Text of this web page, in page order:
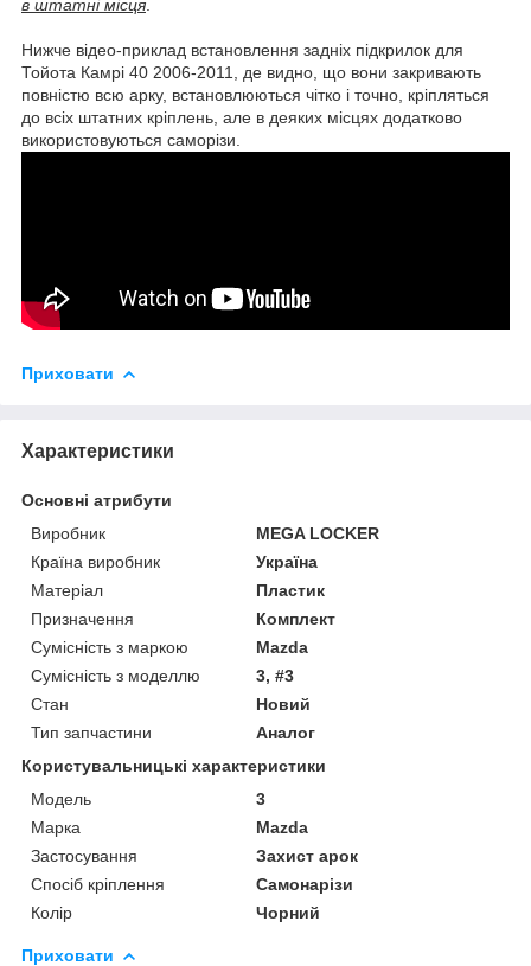
в штатні місця
Нижче відео-приклад встановлення задніх підкрилок для
Тойота Камрі 40 2006-2011, де видно, що вони закривають
повністю всю арку, встановлюються чітко і точно, кріпляться
до всіх штатних кріплень, але в деяких місцях додатково
використовуються саморізи.
Приховати
Характеристики
Основні атрибути
Виробник
MEGA LOCKER
Країна виробник
Україна
Матеріал
Пластик
Призначення
Комплект
Сумісність з маркою
Mazda
Сумісність з моделлю
3, #3
Стан
Новий
Тип запчастини
Аналог
Користувальницькі характеристики
Мoдель
3
Марка
Mazda
Застосування
Захист арок
Спосіб кріплення
Самонарізи
Колір
Чорний
Приховати